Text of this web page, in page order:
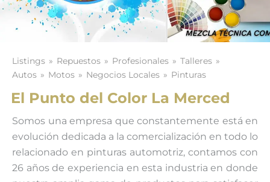
Listings Repuestos Profesionales
Talleres
Autos
Motos Negocios Locales Pinturas
El Punto del Color La Merced
Somos una empresa que constantemente está en
evolución dedicada a la comercialización en todo lo
relacionado en pinturas automotriz, contamos con
26 años de experiencia en esta industria en donde